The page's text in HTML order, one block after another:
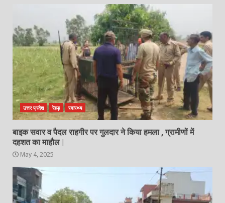
उत्तर प्रदेश रेहड़ स्वास्थ्य
बाइक सवार व पैदल राहगीर पर गुलदार ने किया हमला , ग्रामीणों में
दहशत का माहौल |
May 4, 2025